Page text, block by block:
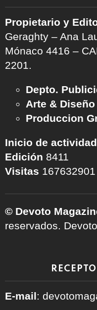
Propietario y
Geraghty – Ana
Mónaco 4416 –
2201.
Depto.
Arte & Diseño
Produccion
Inicio de actividad
Edición 8411
Visitas 167632901
© Devoto
reservados.
E-mail: